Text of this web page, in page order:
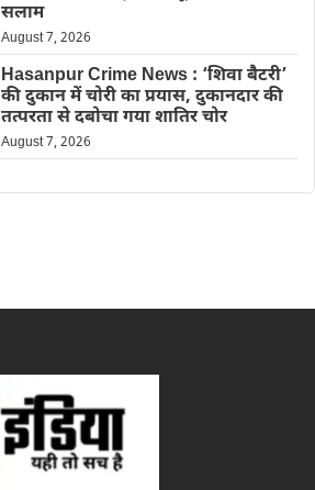
सलाम
August 7, 2026
Hasanpur Crime News : ‘शिवा बैटरी’
की दुकान में चोरी का प्रयास, दुकानदार की
तत्परता से दबोचा गया शातिर चोर
August 7, 2026